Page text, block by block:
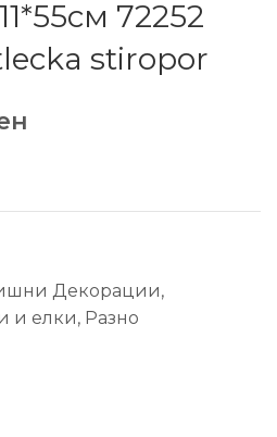
72252
stiropor
Декорации,
и елки, Разно